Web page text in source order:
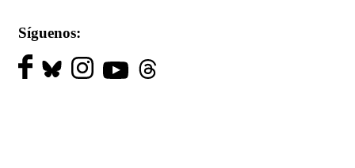
Síguenos: